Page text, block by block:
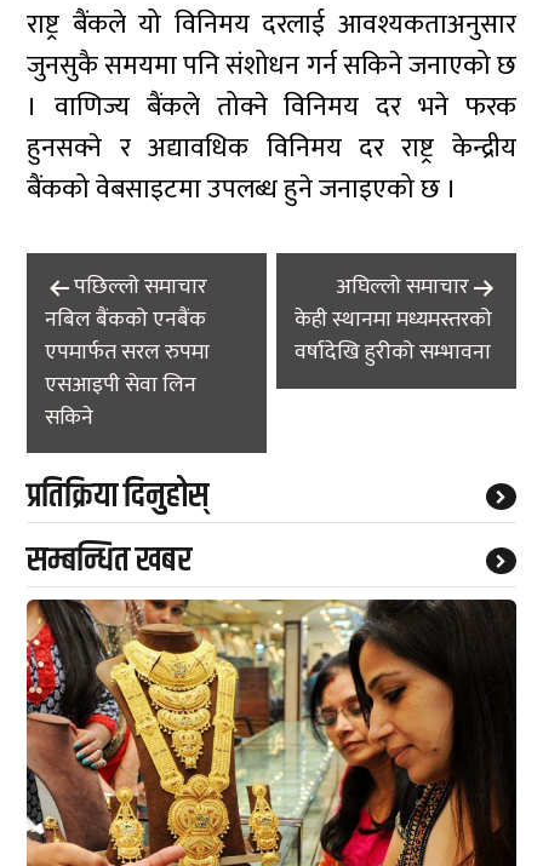
राष्ट्र बैंकले यो विनिमय दरलाई आवश्यकताअनुसार
जुनसुकै समयमा पनि संशोधन गर्न सकिने जनाएको छ
। वाणिज्य बैंकले तोक्ने विनिमय दर भने फरक
हुनसक्ने र अद्यावधिक विनिमय दर राष्ट्र केन्द्रीय
बैंकको वेबसाइटमा उपलब्ध हुने जनाइएको छ ।
Post
navigation
पछिल्लाे समाचार
नबिल बैंकको एनबैंक
एपमार्फत सरल रुपमा
एसआइपी सेवा लिन
सकिने
अघिल्लाे समाचार
केही स्थानमा मध्यमस्तरको
वर्षादेखि हुरीको सम्भावना
प्रतिक्रिया दिनुहोस्
सम्बन्धित खबर